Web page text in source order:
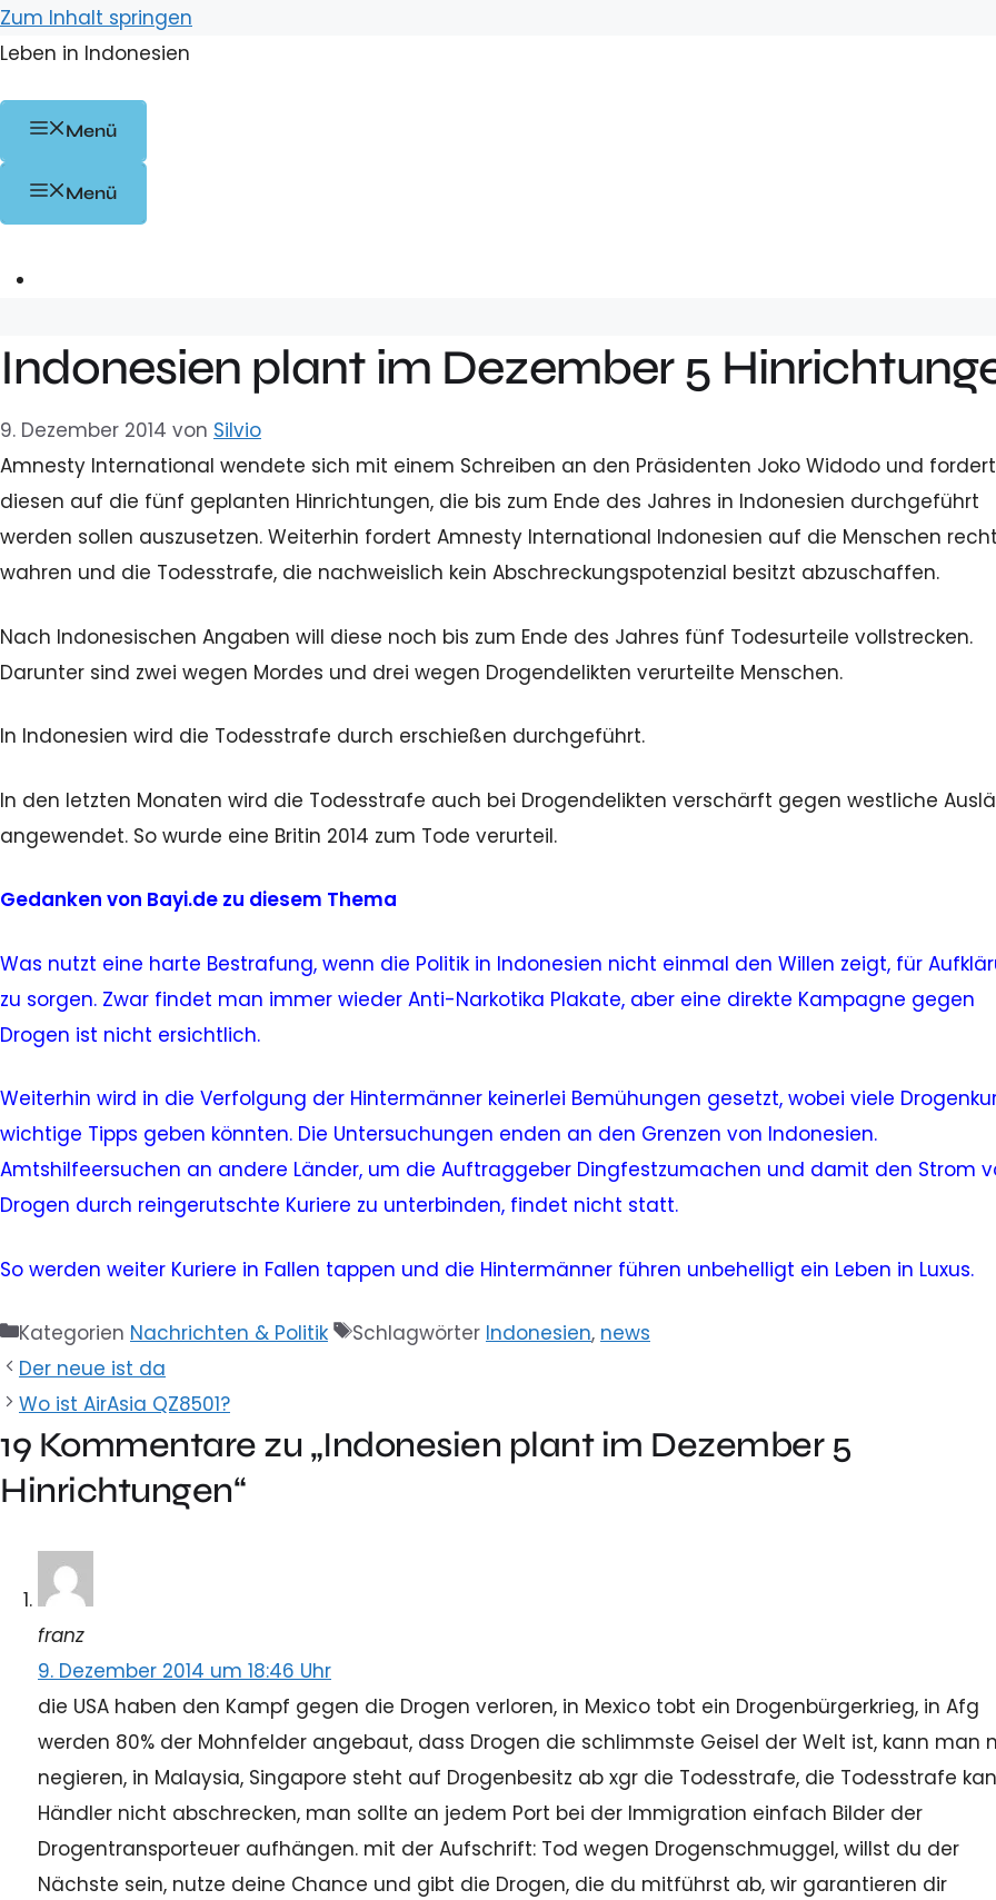
Zum Inhalt springen
Leben in Indonesien
Menü
Menü
Indonesien plant im Dezember 5
9. Dezember 2014 von Silvio
Amnesty International wendete sich mit einem Schreiben an den Präsidenten Joko Widodo und
diesen auf die fünf geplanten Hinrichtungen, die bis zum Ende des Jahres in Indonesien durchgeführt
werden sollen auszusetzen. Weiterhin fordert Amnesty International Indonesien auf die Menschen
wahren und die Todesstrafe, die nachweislich kein Abschreckungspotenzial besitzt abzuschaffen.
Nach Indonesischen Angaben will diese noch bis zum Ende des Jahres fünf Todesurteile vollstrecken.
Darunter sind zwei wegen Mordes und drei wegen Drogendelikten verurteilte Menschen.
In Indonesien wird die Todesstrafe durch erschießen durchgeführt.
In den letzten Monaten wird die Todesstrafe auch bei Drogendelikten verschärft gegen westliche
angewendet. So wurde eine Britin 2014 zum Tode verurteil.
Gedanken von Bayi.de zu diesem Thema
Was nutzt eine harte Bestrafung, wenn die Politik in Indonesien nicht einmal den Willen zeigt, für
zu sorgen. Zwar findet man immer wieder Anti-Narkotika Plakate, aber eine direkte Kampagne gegen
Drogen ist nicht ersichtlich.
Weiterhin wird in die Verfolgung der Hintermänner keinerlei Bemühungen gesetzt, wobei viele
wichtige Tipps geben könnten. Die Untersuchungen enden an den Grenzen von Indonesien.
Amtshilfeersuchen an andere Länder, um die Auftraggeber Dingfestzumachen und damit den Strom
Drogen durch reingerutschte Kuriere zu unterbinden, findet nicht statt.
So werden weiter Kuriere in Fallen tappen und die Hintermänner führen unbehelligt ein Leben in Luxus.
Kategorien Nachrichten & Politik Schlagwörter Indonesien, news
Der neue ist da
Wo ist AirAsia QZ8501?
19 Kommentare zu „Indonesien plant im Dezember 5
Hinrichtungen“
franz
9. Dezember 2014 um 18:46 Uhr
die USA haben den Kampf gegen die Drogen verloren, in Mexico tobt ein Drogenbürgerkrieg, in Afg
werden 80% der Mohnfelder angebaut, dass Drogen die schlimmste Geisel der Welt ist, kann man
negieren, in Malaysia, Singapore steht auf Drogenbesitz ab xgr die Todesstrafe, die Todesstrafe
Händler nicht abschrecken, man sollte an jedem Port bei der Immigration einfach Bilder der
Drogentransporteuer aufhängen. mit der Aufschrift: Tod wegen Drogenschmuggel, willst du der
Nächste sein, nutze deine Chance und gibt die Drogen, die du mitführst ab, wir garantieren dir